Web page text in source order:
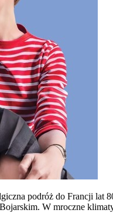
podróż do Francji
W mroczne